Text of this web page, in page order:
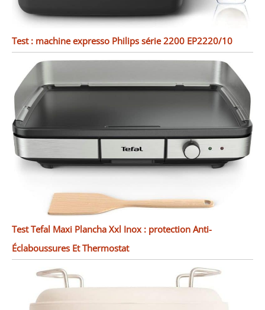
Test : machine expresso Philips série 2200 EP2220/10
Test Tefal Maxi Plancha Xxl Inox : protection Anti-
Éclaboussures Et Thermostat